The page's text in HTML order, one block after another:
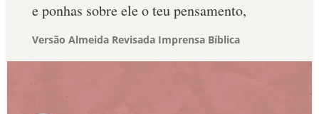
e ponhas sobre ele o teu pensamento,
Versão Almeida Revisada Imprensa Bíblica